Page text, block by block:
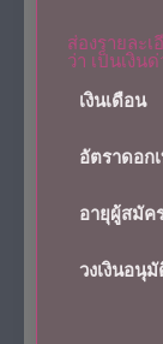
ส่องรายละ
ว่า เป็นเงิน
เงินเดือน
อัตราดอก
อายุผู้สมัค
วงเงินอนุ